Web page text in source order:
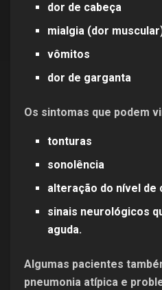
dor de cabeça
mialgia (dor
vômitos
dor de garganta
Os sintomas que podem
tonturas
sonolência
alteração do nível de
sinais neurológicos
aguda.
Algumas pacientes
pneumonia atípica e